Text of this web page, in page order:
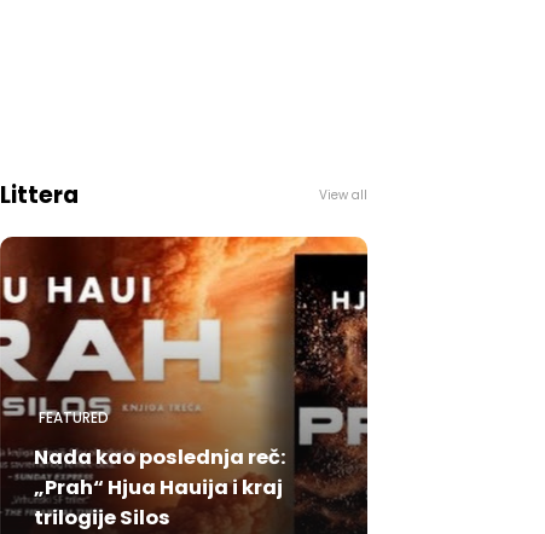
Littera View all
FEATURED
Nada kao poslednja reč:
„Prah“ Hjua Hauija i kraj
trilogije Silos